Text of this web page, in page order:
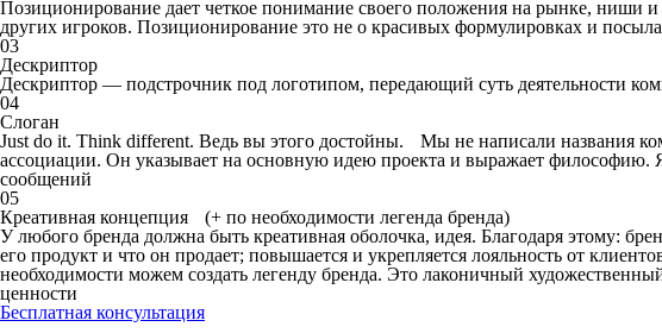
Позиционирование дает четкое понимание своего положения на рынке, ниши
других игроков. Позиционирование это не о красивых формулировках и
03
Дескриптор
Дескриптор — подстрочник под логотипом, передающий суть деятельности
04
Слоган
Just do it. Think different. Ведь вы этого достойны. Мы не написали названия
ассоциации. Он указывает на основную идею проекта и выражает
сообщений
05
Креативная концепция (+ по необходимости легенда бренда)
У любого бренда должна быть креативная оболочка, идея. Благодаря этому:
его продукт и что он продает; повышается и укрепляется лояльность от
необходимости можем создать легенду бренда. Это лаконичный
ценности
Бесплатная консультация